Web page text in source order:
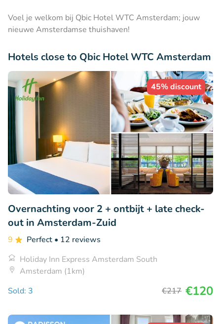
Voel je welkom bij Qbic Hotel WTC Amsterdam; jouw
nieuwe Amsterdamse thuishaven!
Hotels close to Qbic Hotel WTC Amsterdam
45% discount
Overnachting voor 2 + ontbijt + late check-
out in Amsterdam-Zuid
9 Perfect • 12 reviews
Holiday Inn Express Amsterdam South
Amsterdam (1km)
Sold: 3
€217 €120